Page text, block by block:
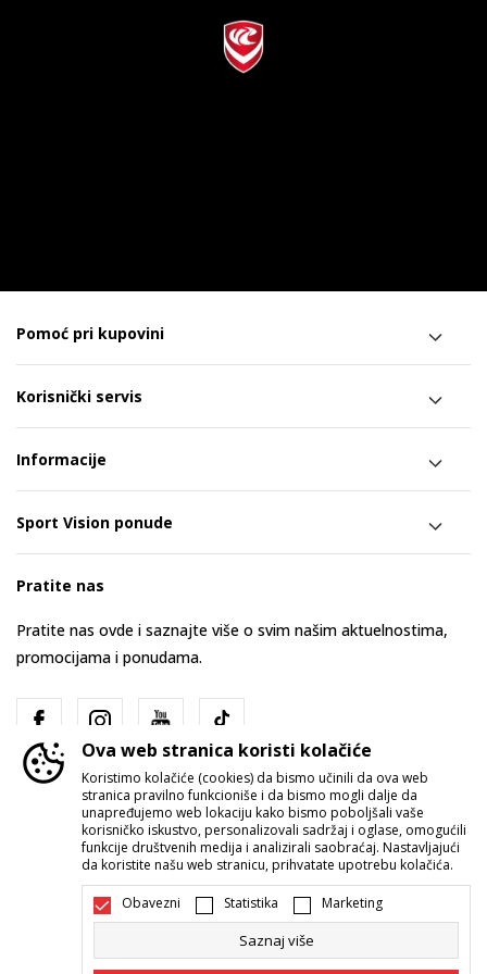
Pomoć pri kupovini
Korisnički servis
Informacije
Sport Vision ponude
Pratite nas
Pratite nas ovde i saznajte više o svim našim aktuelnostima,
promocijama i ponudama.
Srbija Promenite
Ova web stranica koristi kolačiće
Koristimo kolačiće (cookies) da bismo učinili da ova web
stranica pravilno funkcioniše i da bismo mogli dalje da
unapređujemo web lokaciju kako bismo poboljšali vaše
korisničko iskustvo, personalizovali sadržaj i oglase, omogućili
funkcije društvenih medija i analizirali saobraćaj. Nastavljajući
da koristite našu web stranicu, prihvatate upotrebu kolačića.
Obavezni Statistika Marketing
Saznaj više